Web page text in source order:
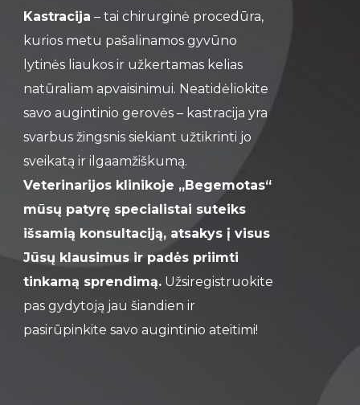
Kastracija – tai chirurginė procedūra,
kurios metu pašalinamos gyvūno
lytinės liaukos ir užkertamas kelias
natūraliam apvaisinimui. Neatidėliokite
savo augintinio gerovės – kastracija yra
svarbus žingsnis siekiant užtikrinti jo
sveikatą ir ilgaamžiškumą.
Veterinarijos klinikoje „Begemotas“
mūsų patyrę specialistai suteiks
išsamią konsultaciją, atsakys į visus
Jūsų klausimus ir padės priimti
tinkamą sprendimą.Užsiregistruokite
pas gydytoją jau šiandien ir
pasirūpinkite savo augintinio ateitimi!